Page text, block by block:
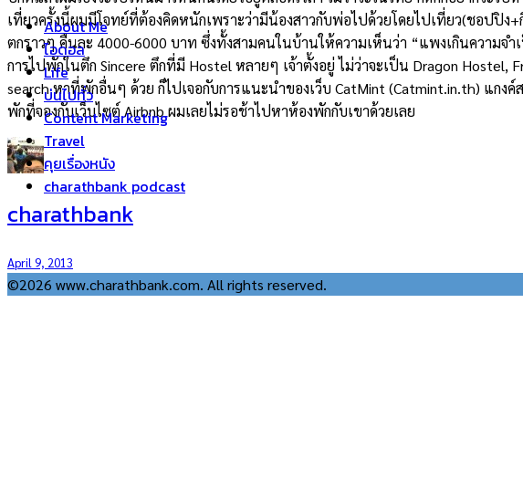
About Me
ไอดอล
Life
บ่นไปทั่ว
Content Marketing
Travel
คุยเรื่องหนัง
charathbank podcast
เที่ยวครั้งนี้ผมมีโจทย์ที่ต้องคิดหนักเพราะว่ามีน้องสาวกับพ่อไปด้วยโดยไปเที่ยว(ชอปปิ
ตกราวๆ คืนละ 4000-6000 บาท ซึ่งทั้งสามคนในบ้านให้ความเห็นว่า “แพงเกินความจ
การไปพักในตึก Sincere ตึกที่มี Hostel หลายๆ เจ้าตั้งอยู่ ไม่ว่าจะเป็น Dragon Hostel,
search หาที่พักอื่นๆ ด้วย ก็ไปเจอกับการแนะนำของเว็บ CatMint (Catmint.in.th) แก
พักที่จองกับเว็บไซต์ Airbnb ผมเลยไม่รอช้าไปหาห้องพักกับเขาด้วยเลย
charathbank
April 9, 2013
©2026 www.charathbank.com. All rights reserved.